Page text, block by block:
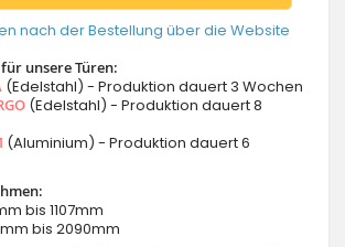
nach der Bestellung über die Website
unsere Türen:
(Edelstahl) - Produktion dauert 3 Wochen
(Edelstahl) - Produktion dauert 8
(Aluminium) - Produktion dauert 6
bis 1107mm
bis 2090mm